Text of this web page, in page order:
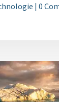
| 0